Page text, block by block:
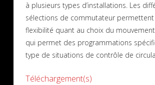
à plusieurs types d’installations. Les
sélections de commutateur permettent
flexibilité quant au choix du
qui permet des programmations
type de situations de contrôle de
Téléchargement(s)